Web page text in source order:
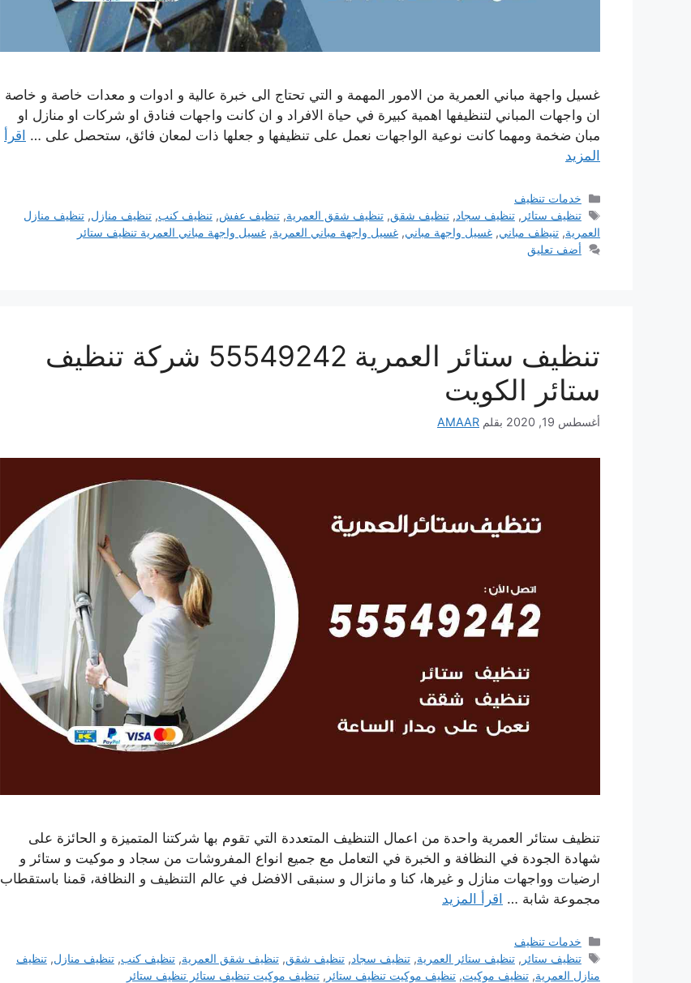
غسيل واجهة مباني العمرية من الامور المهمة و التي تحتاج الى خبرة عالية و ادوات و معدات خاصة و خاصة
ان واجهات المباني لتنظيفها اهمية كبيرة في حياة الافراد و ان كانت واجهات فنادق او شركات او منازل او
مبان ضخمة ومهما كانت نوعية الواجهات نعمل على تنظيفها و جعلها ذات لمعان فائق، ستحصل على … اقرأ
المزيد
التصنيفات
خدمات تنظيف
الوسوم
تنظيف ستائر ,تنظيف سجاد,تنظيف شقق,تنظيف شقق العمرية,تنظيف عفش,تنظيف كنب,تنظيف منازل,تنظيف منازل
العمرية, تنيظف مباني, غسيل واجهة مباني, غسيل واجهة مباني العمرية, غسيل واجهة مباني العمرية تنظيف ستائر
أضف تعليق
تنظيف ستائر العمرية 55549242 شركة تنظيف
ستائر الكويت
أغسطس 19, 2020 بقلم AMAAR
تنظيف ستائر العمرية واحدة من اعمال التنظيف المتعددة التي تقوم بها شركتنا المتميزة و الحائزة على
شهادة الجودة في النظافة و الخبرة في التعامل مع جميع انواع المفروشات من سجاد و موكيت و ستائر و
ارضيات وواجهات منازل و غيرها، كنا و مانزال و سنبقى الافضل في عالم التنظيف و النظافة، قمنا باستقطاب
مجموعة شابة … اقرأ المزيد
التصنيفات
خدمات تنظيف
الوسوم
تنظيف ستائر ,تنظيف ستائر العمرية,تنظيف سجاد,تنظيف شقق,تنظيف شقق العمرية,تنظيف كنب,تنظيف منازل,تنظيف
منازل العمرية, تنظيف موكيت, تنظيف موكيت تنظيف ستائر , تنظيف موكيت تنظيف ستائر تنظيف ستائر